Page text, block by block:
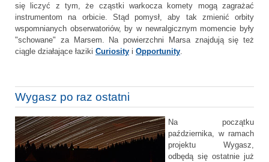
się liczyć z tym, że cząstki warkocza komety mogą zagrażać
instrumentom na orbicie. Stąd pomysł, aby tak zmienić orbity
wspomnianych obserwatoriów, by w newralgicznym momencie były
"schowane" za Marsem. Na powierzchni Marsa znajdują się też
ciągle działające łaziki Curiosity i Opportunity.
Wygasz po raz ostatni
Na początku
października, w ramach
projektu Wygasz,
odbędą się ostatnie już